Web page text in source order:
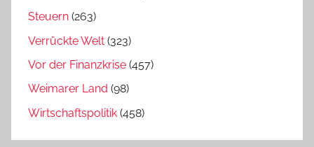
Steuern (263)
Verrückte Welt (323)
Vor der Finanzkrise (457)
Weimarer Land (98)
Wirtschaftspolitik (458)